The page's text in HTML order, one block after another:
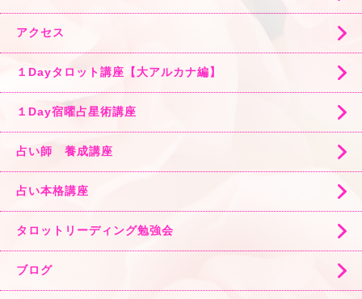
アクセス
１Dayタロット講座【大アルカナ編】
１Day宿曜占星術講座
占い師 養成講座
占い本格講座
タロットリーディング勉強会
ブログ